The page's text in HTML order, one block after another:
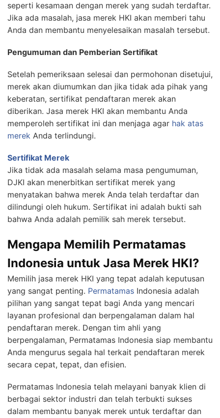
seperti kesamaan dengan merek yang sudah terdaftar.
Jika ada masalah, jasa merek HKI akan memberi tahu
Anda dan membantu menyelesaikan masalah tersebut.
Pengumuman dan Pemberian Sertifikat
Setelah pemeriksaan selesai dan permohonan disetujui,
merek akan diumumkan dan jika tidak ada pihak yang
keberatan, sertifikat pendaftaran merek akan
diberikan. Jasa merek HKI akan membantu Anda
memperoleh sertifikat ini dan menjaga agar hak atas
merek Anda terlindungi.
Sertifikat Merek
Jika tidak ada masalah selama masa pengumuman,
DJKI akan menerbitkan sertifikat merek yang
menyatakan bahwa merek Anda telah terdaftar dan
dilindungi oleh hukum. Sertifikat ini adalah bukti sah
bahwa Anda adalah pemilik sah merek tersebut.
Mengapa Memilih Permatamas
Indonesia untuk Jasa Merek HKI?
Memilih jasa merek HKI yang tepat adalah keputusan
yang sangat penting. Permatamas Indonesia adalah
pilihan yang sangat tepat bagi Anda yang mencari
layanan profesional dan berpengalaman dalam hal
pendaftaran merek. Dengan tim ahli yang
berpengalaman, Permatamas Indonesia siap membantu
Anda mengurus segala hal terkait pendaftaran merek
secara cepat, tepat, dan efisien.
Permatamas Indonesia telah melayani banyak klien di
berbagai sektor industri dan telah terbukti sukses
dalam membantu banyak merek untuk terdaftar dan